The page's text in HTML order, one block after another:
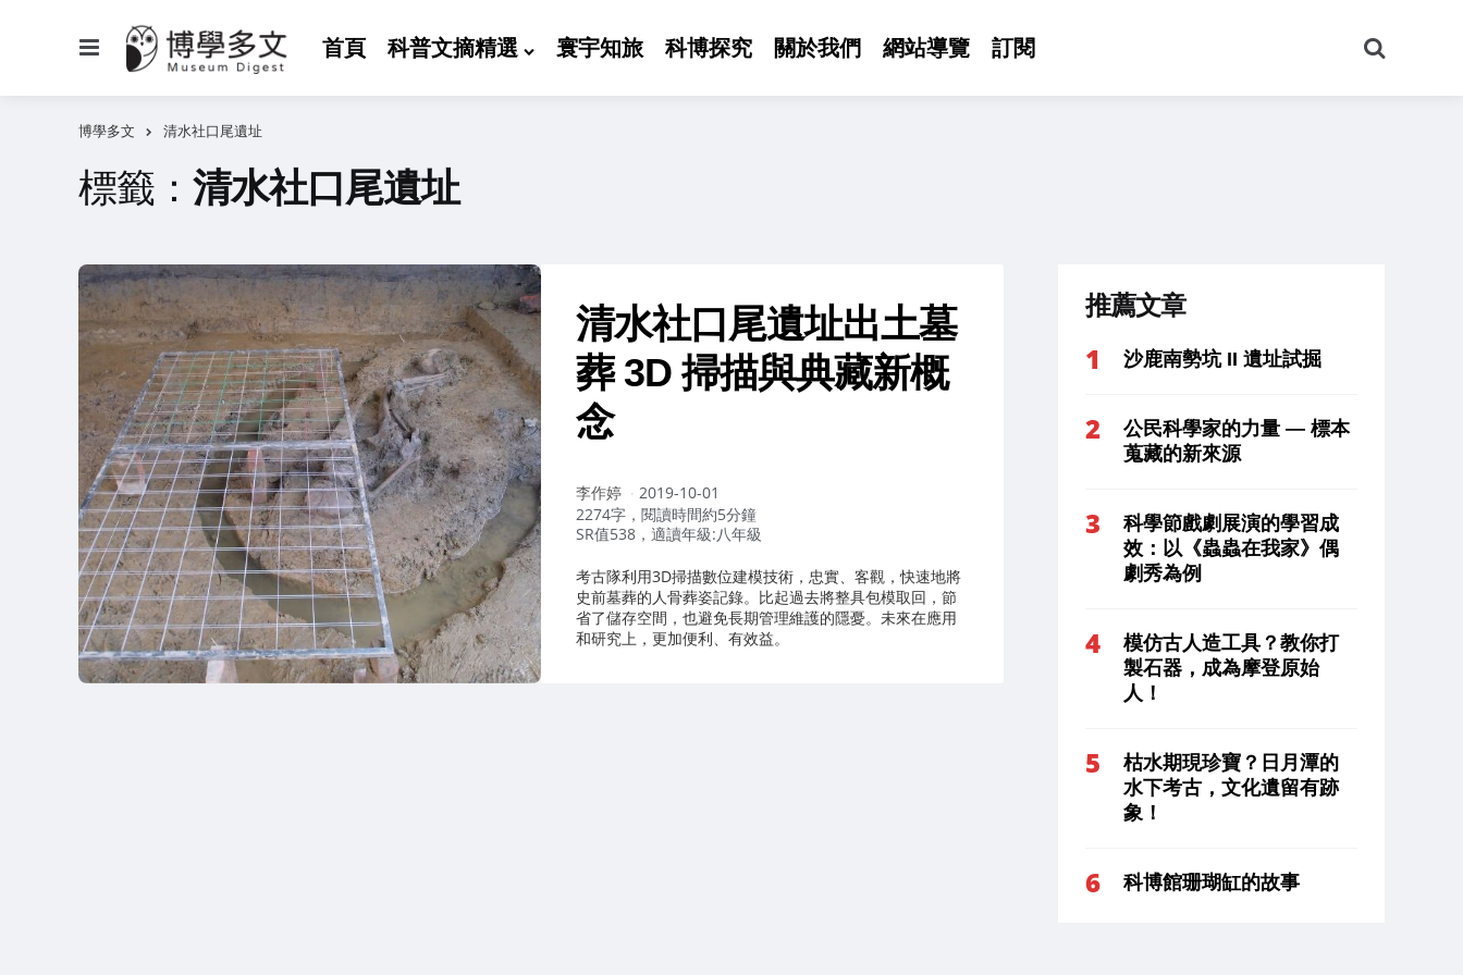
首頁 科普文摘精選 寰宇知旅 科博探究 關於我們 網站導覽 訂閱
尋
博學多文 清水社口尾遺址
標籤： 清水社口尾遺址
清水社口尾遺址出土墓
葬 3D 掃描與典藏新概
念
作
者：
李作婷
2019-10-01
2274字，閱讀時間約5分鐘
SR值538，適讀年級:八年級
考古隊利用3D掃描數位建模技術，忠實、客觀，快速地將
史前墓葬的人骨葬姿記錄。比起過去將整具包模取回，節
省了儲存空間，也避免長期管理維護的隱憂。未來在應用
和研究上，更加便利、有效益。
推薦文章
沙鹿南勢坑 II 遺址試掘
公民科學家的力量 — 標本
蒐藏的新來源
科學節戲劇展演的學習成
效：以《蟲蟲在我家》偶
劇秀為例
模仿古人造工具？教你打
製石器，成為摩登原始
人！
枯水期現珍寶？日月潭的
水下考古，文化遺留有跡
象！
科博館珊瑚缸的故事